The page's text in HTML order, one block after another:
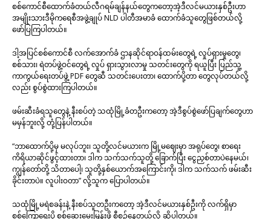
စစ်ကောင်စီထောက်ခံတယ်လီဂရမ်ချန်နယ်တွေကတော့အဲ့ဒီလင်မယားနှစ်ဦးဟာ
အမျိုးသားဒီမိုကရေစီအဖွဲ့ချုပ် NLD ပါတီအမာခံ ထောက်ခံသူတွေဖြစ်တယ်လို့
ဖော်ပြကြပါတယ်။
ဒါ့အပြင်စစ်ကောင်စီ လက်အောက်ခံ ဌာနဆိုင်ရာဝန်ထမ်းတွေရဲ့ လှုပ်ရှားမှုတွေ၊
စစ်သား၊ ရဲတပ်ဖွဲ့ဝင်တွေရဲ့ လှုပ် ရှားသွားလာမှု သတင်းတွေကို ရယူပြီး ပြည်သူ့
ကာကွယ်ရေးတပ်ဖွဲ့ PDF တွေဆီ သတင်းပေးတာ၊ ထောက်ပို့တာ တွေလုပ်တယ်လို့
လည်း စွပ်စွဲထားကြပါတယ်။
ဖမ်းဆီးခံရသူတွေနဲ့ နီးစပ်တဲ့ သထုံမြို့ခံတဦးကတော့ အဲ့ဒီစွပ်စွဲဖော်ပြချက်တွေဟာ
မမှန်ဘူးလို့ တုံ့ပြန်ပါတယ်။
“ဘာထောက်ပို့မှ မလုပ်ဘူး၊ သူတို့လင်မယားက မြို့မဈေးမှာ အရုပ်တွေ၊ စာရေး
ကိရိယာဆိုင်ဖွင့်ထားတာ၊ ဒါက သက်သက်သူတို့ ခြောက်ပြီး ငွေညှစ်တာပဲနေမယ်၊
ကျွန်တော်တို့ သိတာပေါ့၊ သူတို့နှစ်ယောက်အကြောင်းကို၊ ဒါက သက်သက် ဖမ်းဆီး
ခိုင်းတာပဲ။ လူပါးဝတာ” လို့သူက ပြောပါတယ်။
သထုံမြို့မရဲစခန်းနဲ့ နီးစပ်သူတဦးကတော့ အဲ့ဒီလင်မယားနှစ်ဦးကို လက်ရှိမှာ
စစ်ကြောရေးပို့ စစ်ဆေးမေးမြန်းဖို့ စီစဉ်နေတယ်လို့ ဆိုပါတယ်။